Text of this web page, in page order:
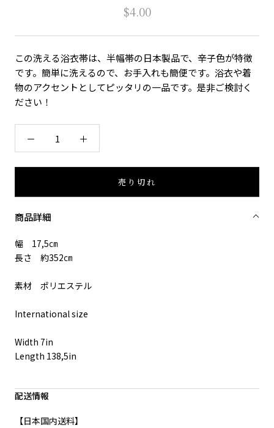
$4.00
この洗える浴衣帯は、半幅帯の日本製品で、辛子色が特徴
です。簡単に洗えるので、お手入れも簡便です。浴衣や着
物のアクセントとしてピッタリの一品です。是非ご検討く
ださい！
売り切れ
商品詳細
幅 17,5㎝
長さ 約352㎝
素材 ポリエステル
International size
Width 7in
Length 138,5in
配送情報
【日本国内送料】